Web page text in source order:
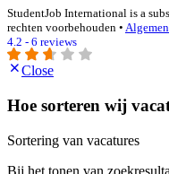
StudentJob International is a
rechten voorbehouden •
4.2 - 6 reviews
Close
Hoe sorteren wij
Sortering van vacatures
Bij het tonen van